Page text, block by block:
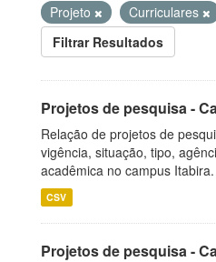
Projeto
Curriculares
Filtrar Resultados
Projetos de pesquisa -
Relação de projetos de
vigência, situação, tipo,
acadêmica no campus Itabira.
CSV
Projetos de pesquisa -